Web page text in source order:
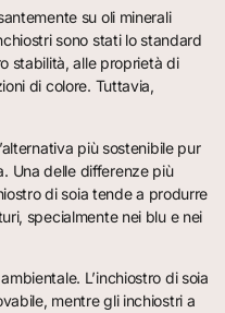
su oli minerali
sono stati lo standard
stabilità, alle proprietà di
di colore. Tuttavia,
più sostenibile pur
Una delle differenze più
di soia tende a produrre
specialmente nei blu e nei
L’inchiostro di soia
mentre gli inchiostri a